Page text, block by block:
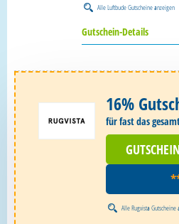
AlleLuftbude Gutscheineanzeigen
Gutschein-Details
16%
für fast das
AlleRugvista Gutscheine